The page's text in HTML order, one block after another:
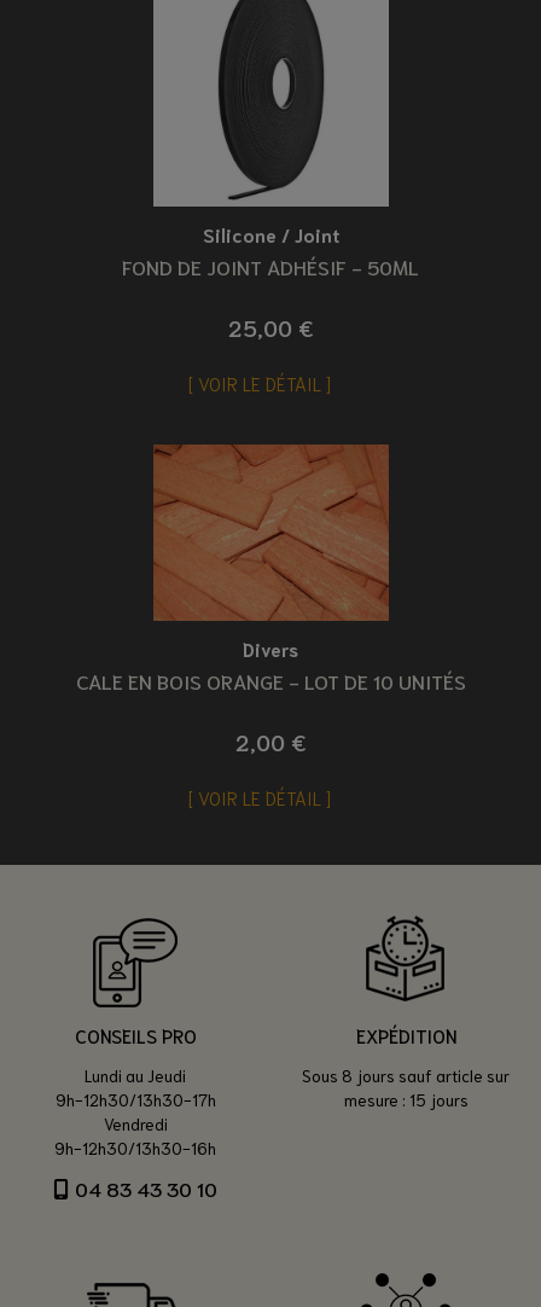
Silicone / Joint
FOND DE JOINT ADHÉSIF - 50ML
25,00 €
VOIR LE DÉTAIL
Divers
CALE EN BOIS ORANGE - LOT DE 10 UNITÉS
2,00 €
VOIR LE DÉTAIL
CONSEILS PRO
Lundi au Jeudi
9h-12h30/13h30-17h
Vendredi
9h-12h30/13h30-16h
04 83 43 30 10
EXPÉDITION
Sous 8 jours sauf article sur
mesure : 15 jours